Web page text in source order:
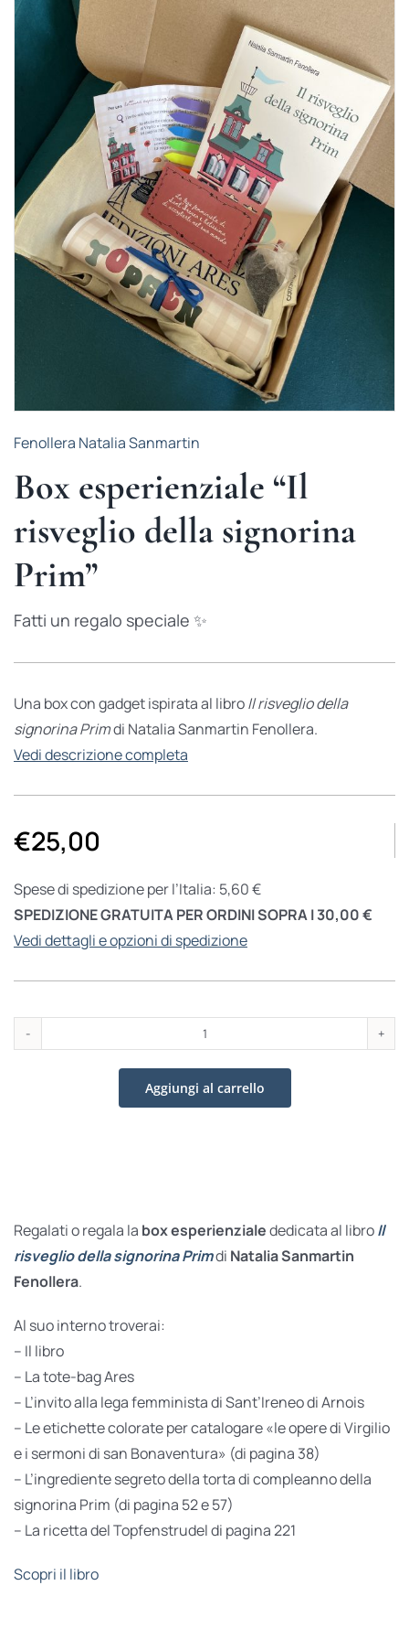
BIOGRAFIE
ATTUALITÀ
Fenollera Natalia Sanmartin
Box esperienziale “Il
risveglio della signorina
Prim”
Fatti un regalo speciale ✨
Una box con gadget ispirata al libroIl risveglio della
signorina Primdi Natalia Sanmartin Fenollera.
Vedi descrizione completa
€25,00
Spese di spedizione per l’Italia: 5,60 €
SPEDIZIONE GRATUITA PER ORDINI SOPRA I 30,00 €
Vedi dettagli e opzioni di spedizione
Box
esperienziale
"Il
quantità
Aggiungi al carrello
Regalati o regala la box esperienzialededicata al libroIl
risveglio della signorina Primdi Natalia Sanmartin
Fenollera.
Al suo interno troverai:
– Il libro
– La tote-bag Ares
– L’invito alla lega femminista di Sant’Ireneo di Arnois
– Le etichette colorate per catalogare «le opere di Virgilio
e i sermoni di san Bonaventura» (di pagina 38)
– L’ingrediente segreto della torta di compleanno della
signorina Prim (di pagina 52 e 57)
– La ricetta del Topfenstrudel di pagina 221
Scopri il libro